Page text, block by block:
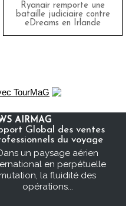
Ryanair remporte une
bataille judiciaire contre
eDreams en Irlande
AIRMAG
Global des ventes
du voyage
un paysage aérien
en perpétuelle
mutation, la fluidité des
opérations...